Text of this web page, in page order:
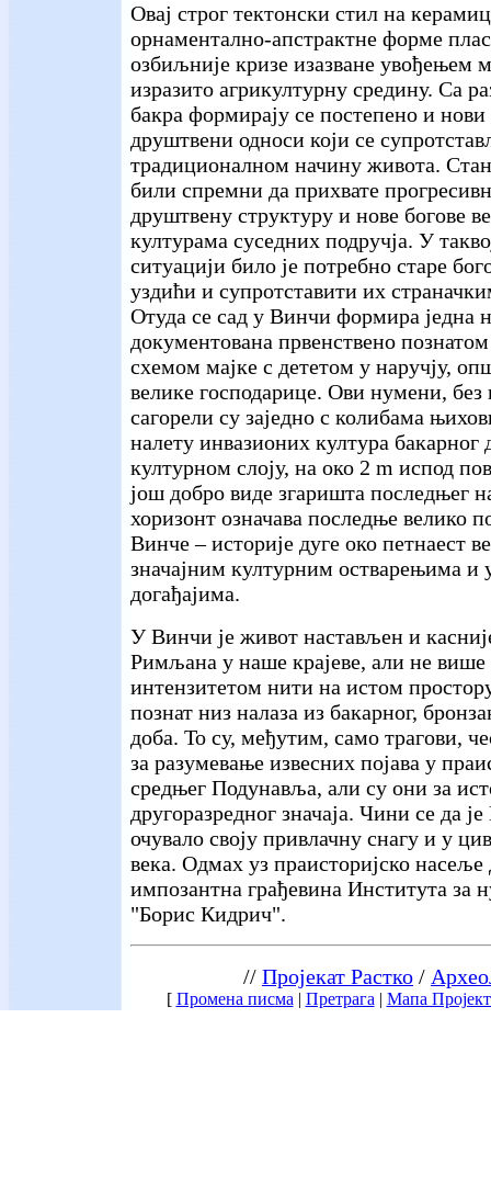
Овај строг тектонски стил на
орнаментално-апстрактне форме
озбиљније кризе изазване увођењем
изразито агрикултурну средину. Са
бакра формирају се постепено и
друштвени односи који се
традиционалном начину живота.
били спремни да прихвате
друштвену структуру и нове богове
културама суседних подручја. У
ситуацији било је потребно старе
уздићи и супротставити их
Отуда се сад у Винчи формира једна
документована првенствено
схемом мајке с дететом у наручју,
велике господарице. Ови нумени,
сагорели су заједно с колибама
налету инвазионих култура
културном слоју, на око 2 m испод
још добро виде згаришта последњег
хоризонт означава последње велико
Винче – историје дуге око петнаест
значајним културним остварењима и
догађајима.
У Винчи је живот настављен и
Римљана у наше крајеве, али не више
интензитетом нити на истом
познат низ налаза из бакарног,
доба. То су, међутим, само трагови,
за разумевање извесних појава у
средњег Подунавља, али су они за
другоразредног значаја. Чини се да
очувало своју привлачну снагу и у
века. Одмах уз праисторијско
импозантна грађевина Института за
"Борис Кидрич".
// Пројекат Растко /
[ Промена писма| Претрага| Мапа